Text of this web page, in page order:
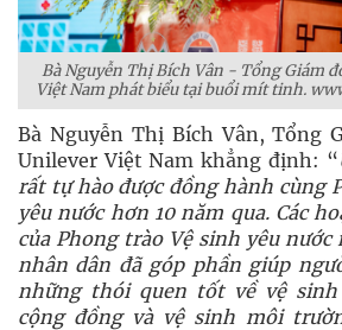
Bà Nguyễn Thị Bích Vân - Tổng Giám
Việt Nam phát biểu tại buổi mít tinh.
Bà Nguyễn Thị Bích Vân, Tổng
Unilever Việt Nam khẳng định: “
rất tự hào được đồng hành cùng
yêu nước hơn 10 năm qua. Các
của Phong trào Vệ sinh yêu nước
nhân dân đã góp phần giúp
những thói quen tốt về vệ
cộng đồng và vệ sinh môi